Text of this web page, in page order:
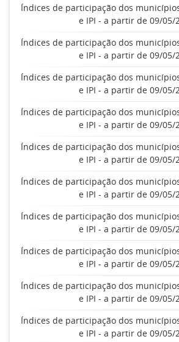
Índices de participação dos
e IPI - a partir de 09/05/
Índices de participação dos
e IPI - a partir de 09/05/
Índices de participação dos
e IPI - a partir de 09/05/
Índices de participação dos
e IPI - a partir de 09/05/
Índices de participação dos
e IPI - a partir de 09/05/
Índices de participação dos
e IPI - a partir de 09/05/
Índices de participação dos
e IPI - a partir de 09/05/
Índices de participação dos
e IPI - a partir de 09/05/
Índices de participação dos
e IPI - a partir de 09/05/
Índices de participação dos
e IPI - a partir de 09/05/